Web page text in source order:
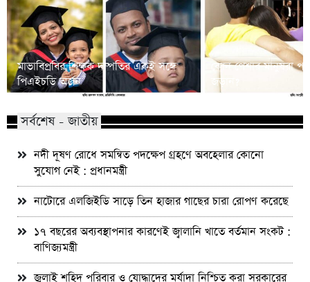
মাভাবিপ্রবির শিক্ষক দম্পতির একই সঙ্গে
পিএইচডি অর্জন
কোন পেশার মানুষরা
জড়ান?
সর্বশেষ - জাতীয়
নদী দূষণ রোধে সমন্বিত পদক্ষেপ গ্রহণে অবহেলার কোনো
সুযোগ নেই : প্রধানমন্ত্রী
নাটোরে এলজিইডি সাড়ে তিন হাজার গাছের চারা রোপণ করেছে
১৭ বছরের অব্যবস্থাপনার কারণেই জ্বালানি খাতে বর্তমান সংকট :
বাণিজ্যমন্ত্রী
জুলাই শহিদ পরিবার ও যোদ্ধাদের মর্যাদা নিশ্চিত করা সরকারের